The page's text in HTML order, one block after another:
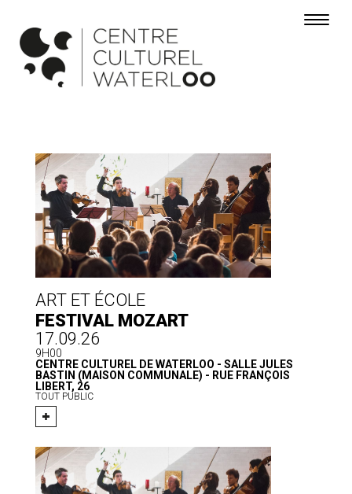
Toggle
ART ET ÉCOLE
FESTIVAL MOZART
17.09.26
9H00
CENTRE CULTUREL DE WATERLOO - SALLE JULES
BASTIN (MAISON COMMUNALE) - RUE FRANÇOIS
LIBERT, 26
TOUT PUBLIC